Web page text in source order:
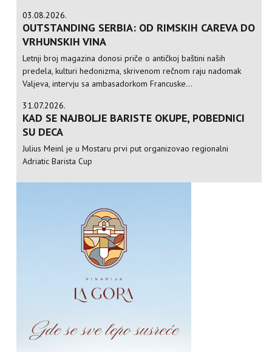
03.08.2026.
OUTSTANDING SERBIA: OD RIMSKIH CAREVA DO
VRHUNSKIH VINA
Letnji broj magazina donosi priče o antičkoj baštini naših
predela, kulturi hedonizma, skrivenom rečnom raju nadomak
Valjeva, intervju sa ambasadorkom Francuske...
31.07.2026.
KAD SE NAJBOLJE BARISTE OKUPE, POBEDNICI
SU DECA
Julius Meinl je u Mostaru prvi put organizovao regionalni
Adriatic Barista Cup